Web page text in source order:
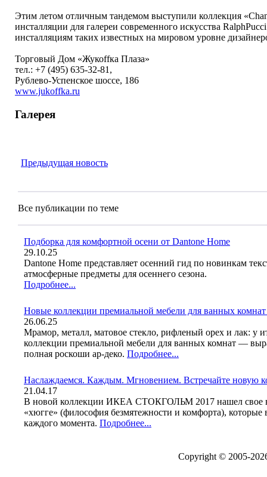
Этим летом отличным тандемом выступили коллекция
инсталляции для галереи современного искусства
инсталляциям таких известных на мировом уровне
Торговый Дом «Жукоffка Плаза»
тел.: +7 (495) 635-32-81,
Рублево-Успенское шоссе, 186
www.jukoffka.ru
Галерея
Предыдущая новость
Все публикации по теме
Подборка для комфортной осени от Dantone Home
29.10.25
Dantone Home представляет осенний гид по новинкам
атмосферные предметы для осеннего сезона.
Подробнее...
Новые коллекции премиальной мебели для ванных комнат
26.06.25
Мрамор, металл, матовое стекло, рифленый орех и лак: у
коллекции премиальной мебели для ванных комнат —
полная роскоши ар-деко. Подробнее...
Наслаждаемся. Каждым. Мгновением. Встречайте
21.04.17
В новой коллекции ИКЕА СТОКГОЛЬМ 2017 нашел свое
«хюгге» (философия безмятежности и комфорта), которые
каждого момента. Подробнее...
Copyright © 2005-